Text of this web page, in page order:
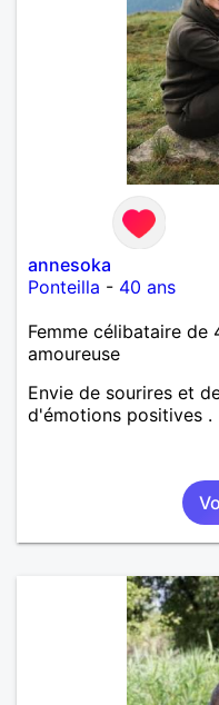
annesoka
Ponteilla - 40 ans
Femme célibataire de
amoureuse
Envie de sourires et
d'émotions positives .